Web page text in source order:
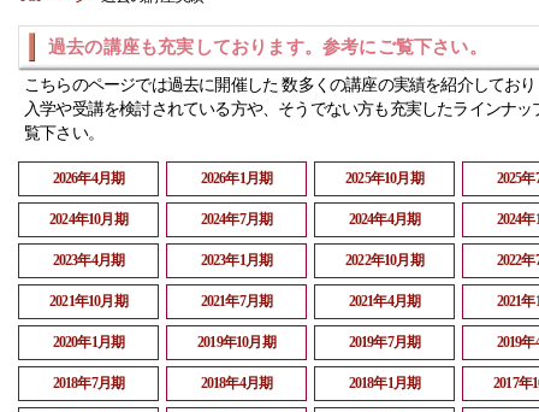
過去の講座も充実しております。参考にご覧下さい。
こちらのページでは過去に開催した 数多くの講座の実績を紹介してお
入学や受講を検討されている方や、そうでない方も充実したラインナッ
覧下さい。
2026年4月期 2026年1月期 2025年10月期 2025
2024年10月期 2024年7月期 2024年4月期 2024
2023年4月期 2023年1月期 2022年10月期 2022
2021年10月期 2021年7月期 2021年4月期 2021
2020年1月期 2019年10月期 2019年7月期 2019
2018年7月期 2018年4月期 2018年1月期 2017年